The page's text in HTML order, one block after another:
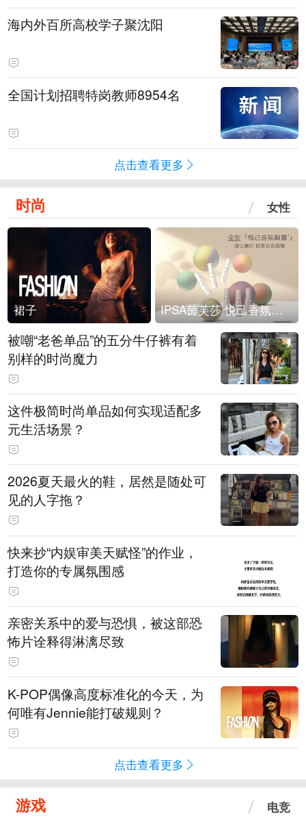
海内外百所高校学子聚沈阳
全国计划招聘特岗教师8954名
点击查看更多
时尚 女性
裙子 IPSA茵芙莎 悦己香氛凝露上市
被嘲“老爸单品”的五分牛仔裤有着
别样的时尚魔力
这件极简时尚单品如何实现适配多
元生活场景？
2026夏天最火的鞋，居然是随处可
见的人字拖？
快来抄“内娱审美天赋怪”的作业，
打造你的专属氛围感
亲密关系中的爱与恐惧，被这部恐
怖片诠释得淋漓尽致
K-POP偶像高度标准化的今天，为
何唯有Jennie能打破规则？
点击查看更多
游戏 电竞